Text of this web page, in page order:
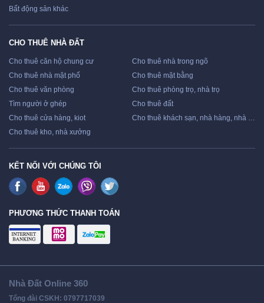
Bất động sản khác
CHO THUÊ NHÀ ĐẤT
Cho thuê căn hộ chung cư
Cho thuê nhà trong ngõ
Cho thuê nhà mặt phố
Cho thuê mặt bằng
Cho thuê văn phòng
Cho thuê phòng trọ, nhà trọ
Tìm người ở ghép
Cho thuê đất
Cho thuê cửa hàng, kiot
Cho thuê khách sạn, nhà hàng, nhà nghỉ
Cho thuê kho, nhà xưởng
KẾT NỐI VỚI CHÚNG TÔI
PHƯƠNG THỨC THANH TOÁN
Nhà Đất Online 360
Tổng đài CSKH: 0797717039